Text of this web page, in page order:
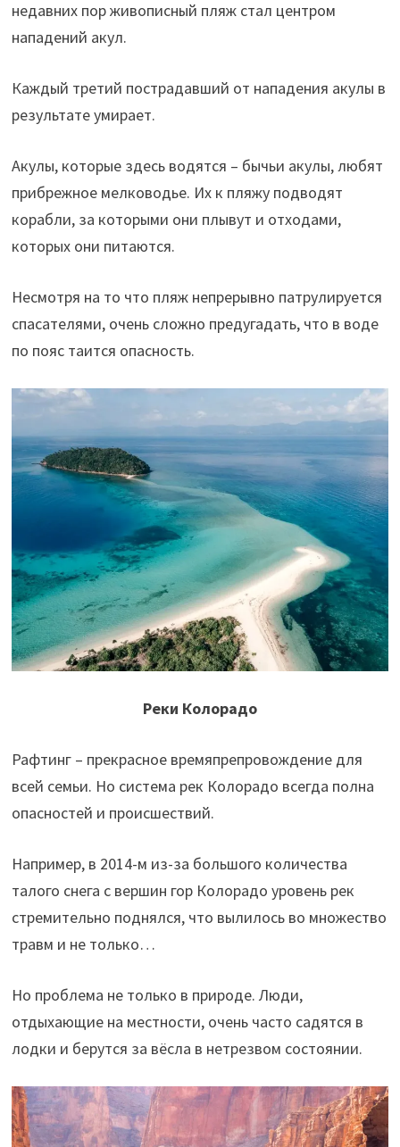
недавних пор живописный пляж стал центром
нападений акул.
Каждый третий пострадавший от нападения акулы в
результате умирает.
Акулы, которые здесь водятся – бычьи акулы, любят
прибрежное мелководье. Их к пляжу подводят
корабли, за которыми они плывут и отходами,
которых они питаются.
Несмотря на то что пляж непрерывно патрулируется
спасателями, очень сложно предугадать, что в воде
по пояс таится опасность.
Реки Колорадо
Рафтинг – прекрасное времяпрепровождение для
всей семьи. Но система рек Колорадо всегда полна
опасностей и происшествий.
Например, в 2014-м из-за большого количества
талого снега с вершин гор Колорадо уровень рек
стремительно поднялся, что вылилось во множество
травм и не только…
Но проблема не только в природе. Люди,
отдыхающие на местности, очень часто садятся в
лодки и берутся за вёсла в нетрезвом состоянии.